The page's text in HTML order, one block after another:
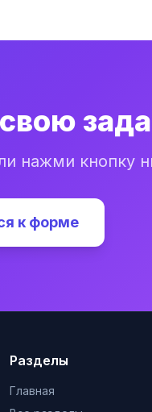
нажми кнопку
к форме
Разделы
Главная